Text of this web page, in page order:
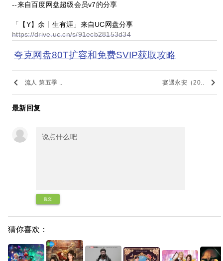
--来自百度网盘超级会员v7的分享
「【Y】余丨生有涯」来自UC网盘分享
https://drive.uc.cn/s/91ecb28153d34
夸克网盘80T扩容和免费SVIP获取攻略
keyboard_arrow_left 流人 第五季 .. 宴遇永安（20.. keyboard_arrow_right
最新回复
提交
猜你喜欢：